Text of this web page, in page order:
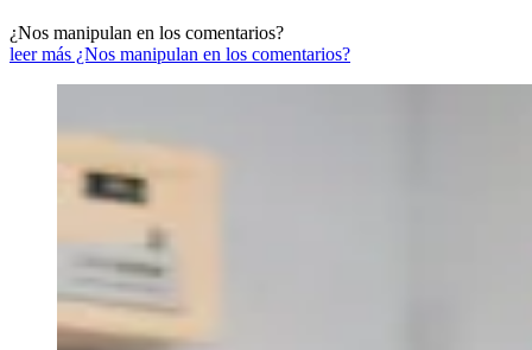
¿Nos manipulan en los comentarios?
leer más ¿Nos manipulan en los comentarios?